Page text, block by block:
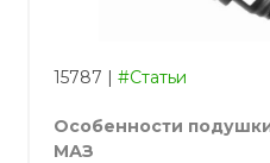
15787 | #Статьи
Особенности
МАЗ